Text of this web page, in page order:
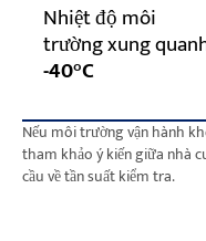
Nhiệt độ môi
trường xung
-40°C
Nếu môi trường vận hành
tham khảo ý kiến giữa nhà
cầu về tần suất kiểm tra.